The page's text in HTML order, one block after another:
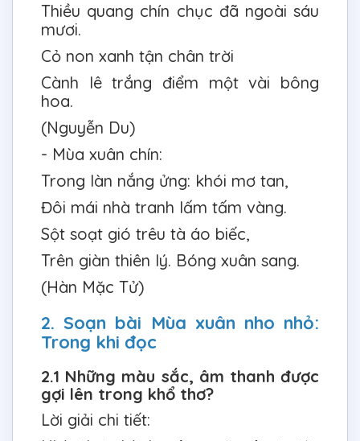
Thiều quang chín chục đã ngoài sáu
mươi.
Cỏ non xanh tận chân trời
Cành lê trắng điểm một vài bông
hoa.
(Nguyễn Du)
- Mùa xuân chín:
Trong làn nắng ửng: khói mơ tan,
Đôi mái nhà tranh lấm tấm vàng.
Sột soạt gió trêu tà áo biếc,
Trên giàn thiên lý. Bóng xuân sang.
(Hàn Mặc Tử)
2. Soạn bài Mùa xuân nho nhỏ:
Trong khi đọc
2.1 Những màu sắc, âm thanh được
gợi lên trong khổ thơ?
Lời giải chi tiết: